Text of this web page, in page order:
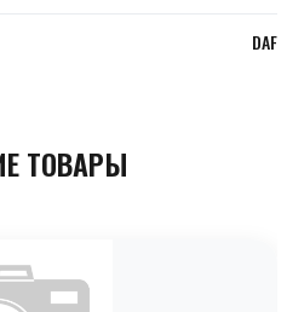
DAF
ТОВАРЫ